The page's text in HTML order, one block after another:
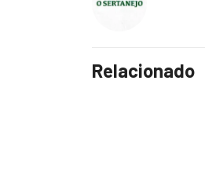
Relacionado